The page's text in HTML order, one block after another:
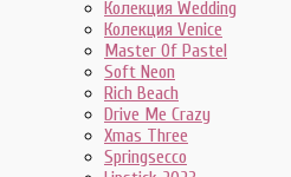
Колекция Wedding
Колекция Venice
Master Of Pastel
Soft Neon
Rich Beach
Drive Me Crazy
Xmas Three
Springsecco